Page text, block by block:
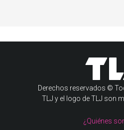
Derechos reservados ©
TLJ y el logo de TLJ son
¿Quiénes